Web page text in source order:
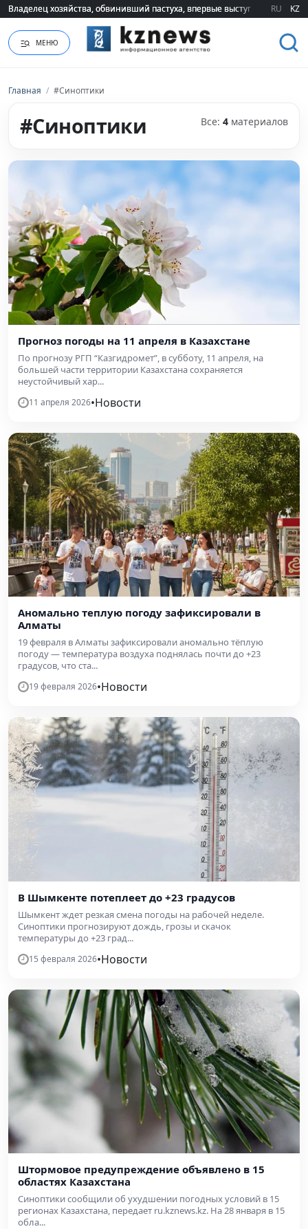
Владелец хозяйства, обвинивший пастуха, впервые выступил
Владелец хозяйства, обвинивший пастуха, впервые выступил RU KZ
МЕНЮ
Главная / #Синоптики
#Синоптики Все: 4 материалов
Прогноз погоды на 11 апреля в Казахстане
По прогнозу РГП “Казгидромет”, в субботу, 11 апреля, на
большей части территории Казахстана сохраняется
неустойчивый хар...
11 апреля 2026•Новости
Аномально теплую погоду зафиксировали в
Алматы
19 февраля в Алматы зафиксировали аномально тёплую
погоду — температура воздуха поднялась почти до +23
градусов, что ста...
19 февраля 2026•Новости
В Шымкенте потеплеет до +23 градусов
Шымкент ждет резкая смена погоды на рабочей неделе.
Синоптики прогнозируют дождь, грозы и скачок
температуры до +23 град...
15 февраля 2026•Новости
Штормовое предупреждение объявлено в 15
областях Казахстана
Синоптики сообщили об ухудшении погодных условий в 15
регионах Казахстана, передает ru.kznews.kz. На 28 января в 15
обла...